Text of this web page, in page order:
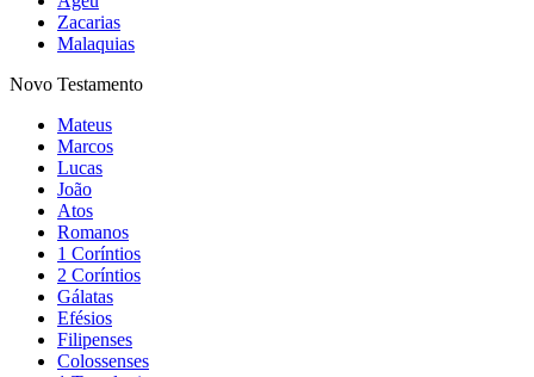
Zacarias
Malaquias
Novo Testamento
Mateus
Marcos
Lucas
João
Atos
Romanos
1 Coríntios
2 Coríntios
Gálatas
Efésios
Filipenses
Colossenses